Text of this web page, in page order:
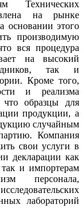
Технических
на рынке
основании этого
производимую
вся процедура
на высокий
так и
Кроме того,
и реализма
что образцы для
продукции, а
случайным
Компания
свои услуги в
декларации как
и импортерам
персонала,
лабораторий